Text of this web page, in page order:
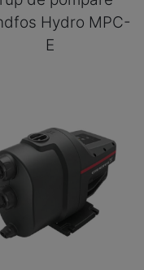
Hydro MPC-
E